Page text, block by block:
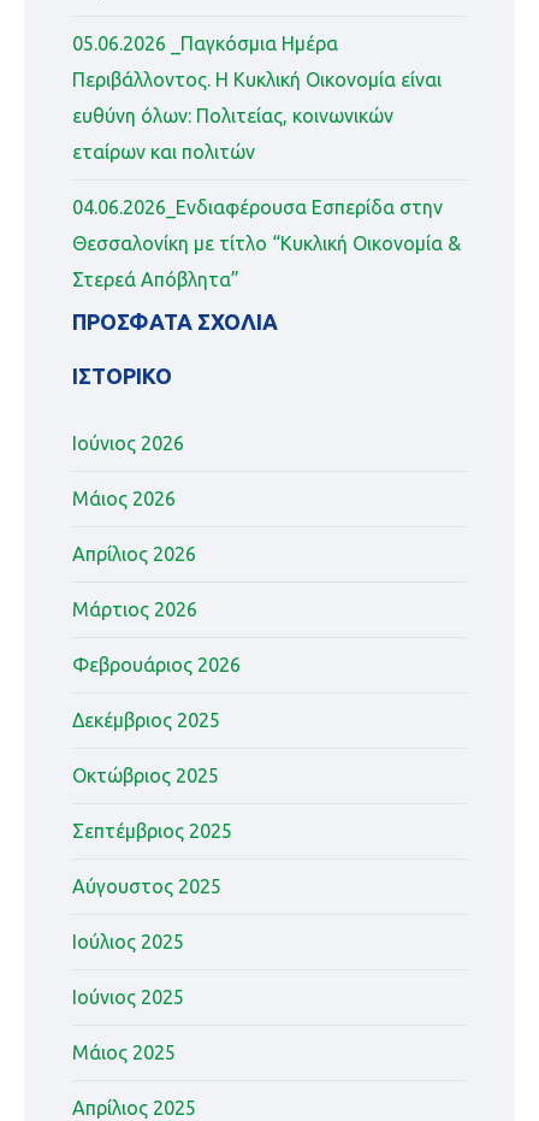
05.06.2026 _Παγκόσμια Ημέρα
Περιβάλλοντος. Η Κυκλική Οικονομία είναι
ευθύνη όλων: Πολιτείας, κοινωνικών
εταίρων και πολιτών
04.06.2026_Ενδιαφέρουσα Εσπερίδα στην
Θεσσαλονίκη με τίτλο “Κυκλική Οικονομία &
Στερεά Απόβλητα”
ΠΡΌΣΦΑΤΑ ΣΧΌΛΙΑ
ΙΣΤΟΡΙΚΌ
Ιούνιος 2026
Μάιος 2026
Απρίλιος 2026
Μάρτιος 2026
Φεβρουάριος 2026
Δεκέμβριος 2025
Οκτώβριος 2025
Σεπτέμβριος 2025
Αύγουστος 2025
Ιούλιος 2025
Ιούνιος 2025
Μάιος 2025
Απρίλιος 2025